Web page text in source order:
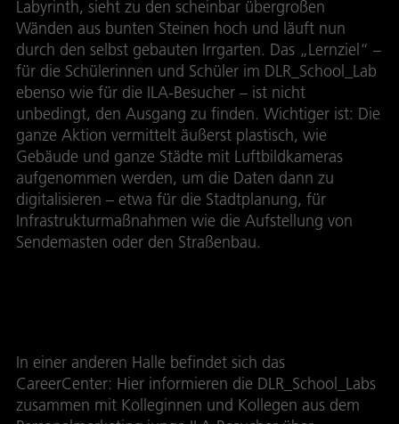
Labyrinth, sieht zu den scheinbar übergroßen
Wänden aus bunten Steinen hoch und läuft nun
durch den selbst gebauten Irrgarten. Das „Lernziel“ –
für die Schülerinnen und Schüler im DLR_School_Lab
ebenso wie für die ILA-Besucher – ist nicht
unbedingt, den Ausgang zu finden. Wichtiger ist: Die
ganze Aktion vermittelt äußerst plastisch, wie
Gebäude und ganze Städte mit Luftbildkameras
aufgenommen werden, um die Daten dann zu
digitalisieren – etwa für die Stadtplanung, für
Infrastrukturmaßnahmen wie die Aufstellung von
Sendemasten oder den Straßenbau.
In einer anderen Halle befindet sich das
CareerCenter: Hier informieren die DLR_School_Labs
zusammen mit Kolleginnen und Kollegen aus dem